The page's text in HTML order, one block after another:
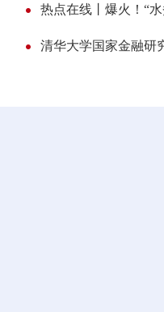
热点在线丨爆火！“
清华大学国家金融研